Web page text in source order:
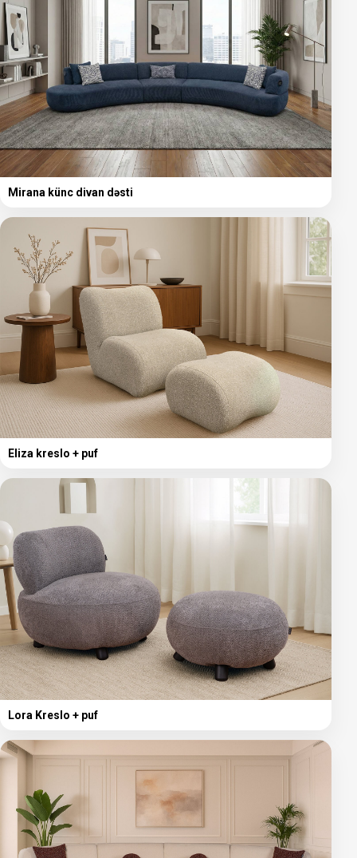
Mirana künc divan dəsti
Eliza kreslo + puf
Lora Kreslo + puf